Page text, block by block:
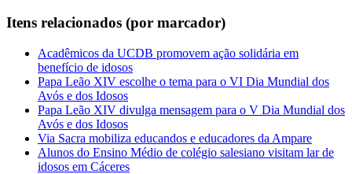
Itens relacionados (por marcador)
Acadêmicos da UCDB promovem ação solidária em
benefício de idosos
Papa Leão XIV escolhe o tema para o VI Dia Mundial dos
Avós e dos Idosos
Papa Leão XIV divulga mensagem para o V Dia Mundial dos
Avós e dos Idosos
Via Sacra mobiliza educandos e educadores da Ampare
Alunos do Ensino Médio de colégio salesiano visitam lar de
idosos em Cáceres